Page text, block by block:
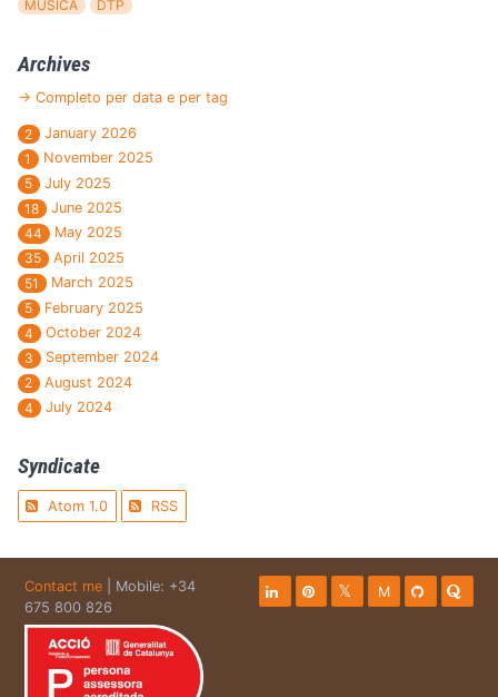
MUSICA
DTP
Archives
→ Completo per data e per tag
2
January 2026
1
November 2025
5
July 2025
18
June 2025
44
May 2025
35
April 2025
51
March 2025
5
February 2025
4
October 2024
3
September 2024
2
August 2024
4
July 2024
Syndicate
Atom 1.0 RSS
Contact me | Mobile: +34
675 800 826
M